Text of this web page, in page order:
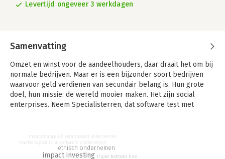
Levertijd ongeveer 3 werkdagen
Samenvatting
Omzet en winst voor de aandeelhouders, daar draait het om bij
normale bedrijven. Maar er is een bijzonder soort bedrijven
waarvoor geld verdienen van secundair belang is. Hun grote
doel, hun missie: de wereld mooier maken. Het zijn social
enterprises. Neem Specialisterren, dat software test met
Met dit boek wordt eindelijk recht gedaan aan dit groeiende
fenomeen. Willemijn Verloop en Mark Hillen schrijven over de
impact investing
ethisch ondernemen
triple bottom line
maatschappelijk verantwoord ondernemen
maatschappelijk verantwoord ondernemen